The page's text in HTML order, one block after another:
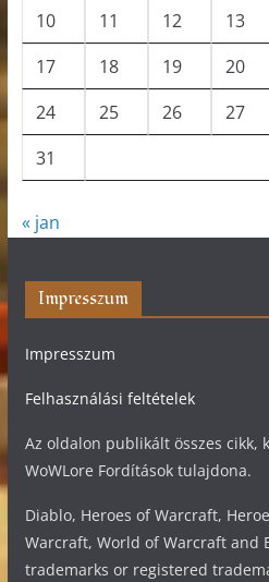
10
11 12 13
17
18 19 20
24
25 26 27
31
« jan
Impresszum
Impresszum
Felhasználási feltételek
Az oldalon publikált összes cikk,
WoWLore Fordítások tulajdona.
Diablo, Heroes of Warcraft,
Warcraft, World of Warcraft and
trademarks or registered